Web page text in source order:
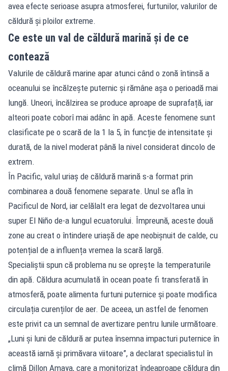
avea efecte serioase asupra atmosferei, furtunilor, valurilor de
căldură și ploilor extreme.
Ce este un val de căldură marină și de ce
contează
Valurile de căldură marine apar atunci când o zonă întinsă a
oceanului se încălzește puternic și rămâne așa o perioadă mai
lungă. Uneori, încălzirea se produce aproape de suprafață, iar
alteori poate coborî mai adânc în apă. Aceste fenomene sunt
clasificate pe o scară de la 1 la 5, în funcție de intensitate și
durată, de la nivel moderat până la nivel considerat dincolo de
extrem.
În Pacific, valul uriaș de căldură marină s-a format prin
combinarea a două fenomene separate. Unul se afla în
Pacificul de Nord, iar celălalt era legat de dezvoltarea unui
super El Niño de-a lungul ecuatorului. Împreună, aceste două
zone au creat o întindere uriașă de ape neobișnuit de calde, cu
potențial de a influența vremea la scară largă.
Specialiștii spun că problema nu se oprește la temperaturile
din apă. Căldura acumulată în ocean poate fi transferată în
atmosferă, poate alimenta furtuni puternice și poate modifica
circulația curenților de aer. De aceea, un astfel de fenomen
este privit ca un semnal de avertizare pentru lunile următoare.
„Luni și luni de căldură ar putea însemna impacturi puternice în
această iarnă și primăvara viitoare”, a declarat specialistul în
climă Dillon Amaya, care a monitorizat îndeaproape căldura din